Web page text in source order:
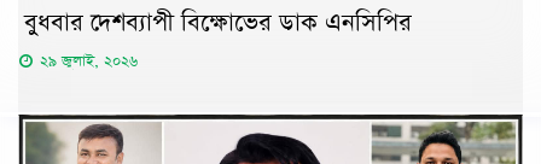
বুধবার দেশব্যাপী বিক্ষোভের ডাক এনসিপির
২৯ জুলাই, ২০২৬